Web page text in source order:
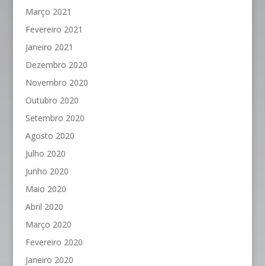
Março 2021
Fevereiro 2021
Janeiro 2021
Dezembro 2020
Novembro 2020
Outubro 2020
Setembro 2020
Agosto 2020
Julho 2020
Junho 2020
Maio 2020
Abril 2020
Março 2020
Fevereiro 2020
Janeiro 2020